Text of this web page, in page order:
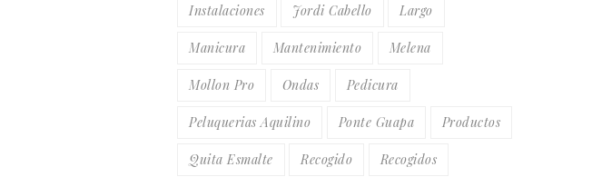
Instalaciones Jordi Cabello Largo
Manicura Mantenimiento Melena
Mollon Pro Ondas Pedicura
Peluquerias Aquilino Ponte Guapa Productos
Quita Esmalte Recogido Recogidos